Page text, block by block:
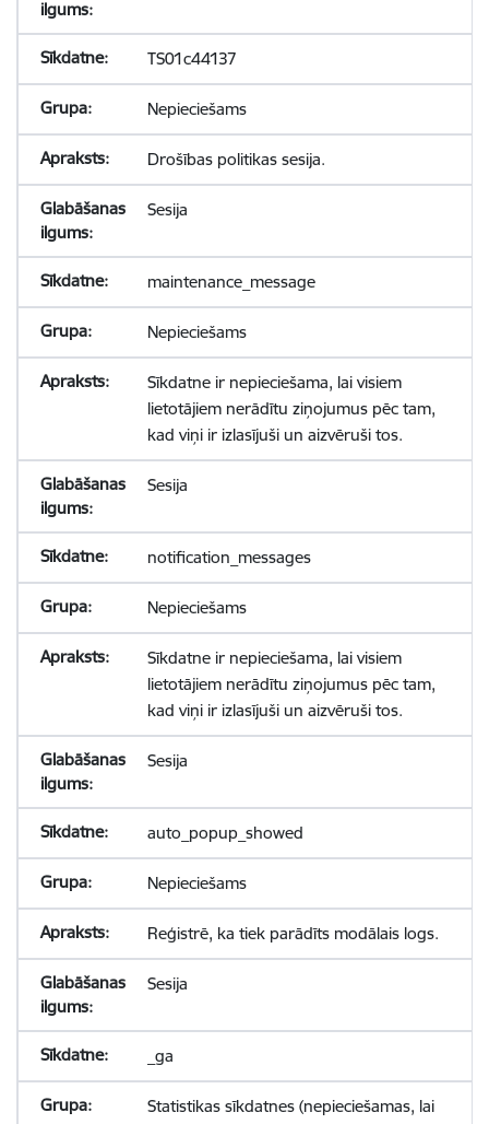
TS01c44137
Nepieciešams
Drošības politikas sesija.
Sesija
maintenance_message
Nepieciešams
Sīkdatne ir nepieciešama, lai visiem
lietotājiem nerādītu ziņojumus pēc tam,
kad viņi ir izlasījuši un aizvēruši tos.
Sesija
notification_messages
Nepieciešams
Sīkdatne ir nepieciešama, lai visiem
lietotājiem nerādītu ziņojumus pēc tam,
kad viņi ir izlasījuši un aizvēruši tos.
Sesija
auto_popup_showed
Nepieciešams
Reģistrē, ka tiek parādīts modālais logs.
Sesija
_ga
Statistikas sīkdatnes (nepieciešamas, lai